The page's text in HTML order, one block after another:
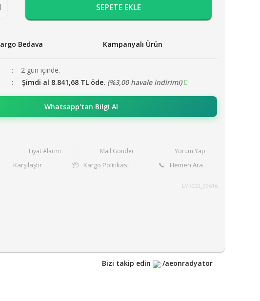
SEPETE EKLE
Bedava Kampanyalı Ürün
2 gün içinde.
Şimdi al 8.841,68 TL öde. (%3,00 havale indirimi)
Whatsapp'tan Bilgi Al
Fiyat Alarmı Mail Gönder Yorum Yap
Karşılaştır 📦 Kargo Politikası 📞 Hemen Ara
LVR000_99616
Bizi takip edin /aeonradyator